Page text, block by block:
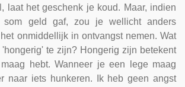
laat het geschenk je koud. Maar, indien
geld gaf, zou je wellicht anders
onmiddellijk in ontvangst nemen. Wat
'hongerig' te zijn? Hongerig zijn betekent
hebt. Wanneer je een lege maag
naar iets hunkeren. Ik heb geen angst